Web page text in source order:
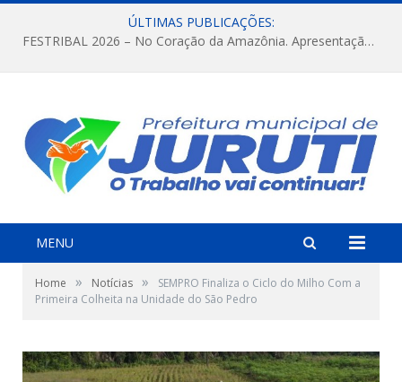
ÚLTIMAS PUBLICAÇÕES:
FESTRIBAL 2026 – No Coração da Amazônia. Apresentação da Munduruku.
MENU
Home » Notícias »
SEMPRO Finaliza o Ciclo do Milho Com a
Primeira Colheita na Unidade do São Pedro